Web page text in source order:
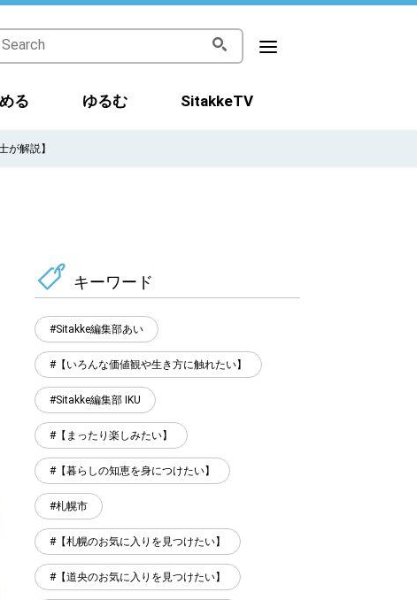
る ゆるむ SitakkeTV
が解説】
キーワード
Sitakke編集部あい
【いろんな価値観や生き方に触れたい】
Sitakke編集部 IKU
【まったり楽しみたい】
【暮らしの知恵を身につけたい】
札幌市
【札幌のお気に入りを見つけたい】
【道央のお気に入りを見つけたい】